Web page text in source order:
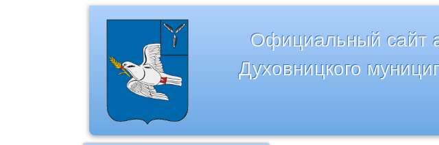
Официальный сайт
Духовницкого